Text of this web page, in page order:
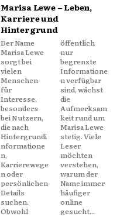
Marisa Lewe – Leben,
Karriere und
Hintergrund
Der Name
Marisa Lewe
sorgt bei
vielen
Menschen
für
Interesse,
besonders
bei Nutzern,
die nach
Hintergrundi
nformatione
n,
Karrierewege
n oder
persönlichen
Details
suchen.
Obwohl
öffentlich
nur
begrenzte
Informatione
n verfügbar
sind, wächst
die
Aufmerksam
keit rund um
Marisa Lewe
stetig. Viele
Leser
möchten
verstehen,
warum der
Name immer
häufiger
online
gesucht...